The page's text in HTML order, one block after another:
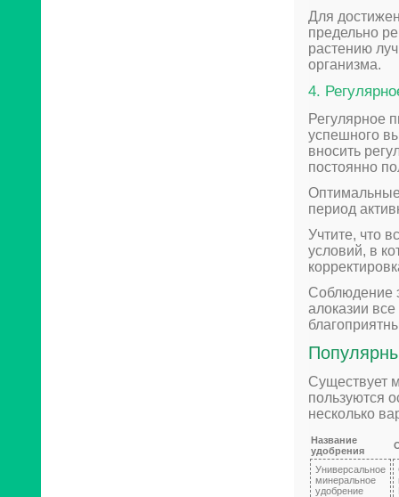
Для
предельно
растению
организма.
4.
Регулярное
успешного
вносить
постоянно
период
Учтите, что
условий, в
Соблюдение
алоказии
Существует
пользуются
несколько
Название
удобрения
Универсальное
минеральное
удобрение